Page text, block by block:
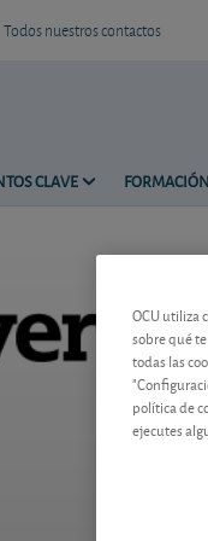
Todos nuestros contactos
CLAVE FORMACIÓN
OCU utiliza
sobre qué
todas las
política de
ejecutes